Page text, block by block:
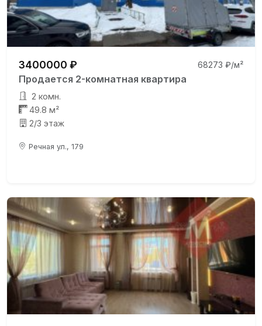
3400000 ₽ 68273 ₽/м²
Продается 2-комнатная квартира
2 комн.
49.8 м²
2/3 этаж
Речная ул., 179